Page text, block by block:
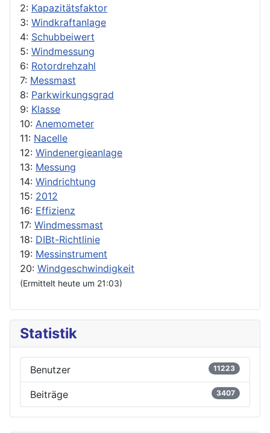
2: Kapazitätsfaktor
3: Windkraftanlage
4: Schubbeiwert
5: Windmessung
6: Rotordrehzahl
7: Messmast
8: Parkwirkungsgrad
9: Klasse
10: Anemometer
11: Nacelle
12: Windenergieanlage
13: Messung
14: Windrichtung
15: 2012
16: Effizienz
17: Windmessmast
18: DIBt-Richtlinie
19: Messinstrument
20: Windgeschwindigkeit
(Ermittelt heute um 21:03)
Statistik
Benutzer 11223
Beiträge 3407